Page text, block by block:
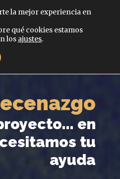
MENÚ
en
tu
ayuda
Español
la mejor experiencia en
qué cookies estamos
los ajustes.